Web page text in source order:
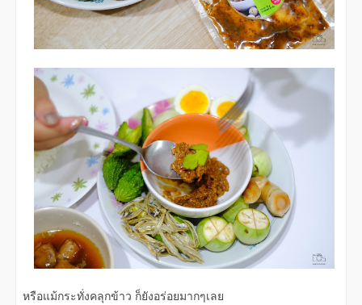
หรือแม้กระทั่งคลุกข้าว ก็ยังอร่อยมากๆเลย